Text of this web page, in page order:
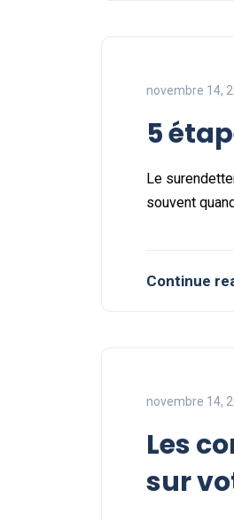
novembre 14,
5
Le
souvent
Continue
novembre 14,
Les
sur